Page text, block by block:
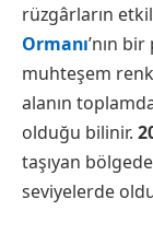
rüzgârların
Ormanı’nın
muhteşem
alanın
olduğu bilinir.
taşıyan
seviyelerde